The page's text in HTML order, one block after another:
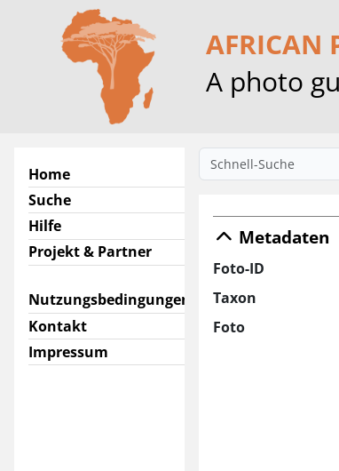
AFRICAN
A photo
Home
Suche
Hilfe
Projekt & Partner
Nutzungsbedingungen
Kontakt
Impressum
Metadaten
Foto-ID
Taxon
Foto